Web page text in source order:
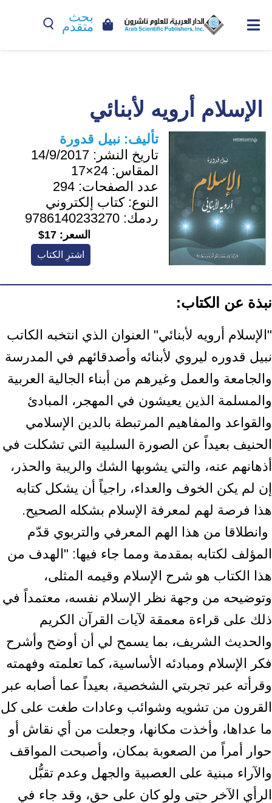
بحث
متقدم
الإسلام أرويه لأبنائي
تأليف: نبيل قدورة
تاريخ النشر: 14/9/2017
المقاس: 24×17
عدد الصفحات: 294
النوع:كتاب إلكتروني
ردمك: 9786140233270
السعر: 17$
اشترِ الكتاب
نبذة عن الكتاب:
‏"الإسلام أرويه لأبنائي" العنوان الذي انتخبه الكاتب
نبيل قدوره ليروي لأبنائه وأصدقائهم ‏في المدرسة
والجامعة والعمل وغيرهم من أبناء الجالية العربية
والمسلمة الذين يعيشون ‏في المهجر، المبادئ
والقواعد والمفاهيم المرتبطة بالدين الإسلامي
الحنيف بعيداً عن ‏الصورة السلبية التي تشكلت في
أذهانهم عنه، والتي يشوبها الشك والريبة والحذر،
إن لم ‏يكن الخوف والعداء، راجياً أن يشكل كتابه
هذا فرصة لهم لمعرفة الإسلام بشكله الصحيح.‏ ‎
‎ وانطلاقا من هذا الهم المعرفي والتربوي قدّم
المؤلف لكتابه بمقدمة ومما جاء فيها: "الهدف ‏من
هذا الكتاب هو شرح الإسلام وقيمه المثلى،
وتوضيحه من وجهة نظر الإسلام نفسه، ‏معتمداً في
ذلك على قراءة معمقة لآيات القرآن الكريم
والحديث الشريف، بما يسمح لي أن ‏أوضح وأشرح
فكر الإسلام ومبادئه الأساسية، كما تعلمته وفهمته
وقرأته عبر تجربتي ‏الشخصية، بعيداً عما أصابه عبر
القرون من تشويه وشوائب وعادات طغت على كل
ما ‏عداها، وأخذت مكانها، وجعلت من أي نقاش أو
حوار أمراً من الصعوبة بمكان، وأصبحت ‏المواقف
والآراء مبنية على العصبية والجهل وعدم تقبُّل
الرأي الآخر حتى ولو كان على ‏حق، وقد جاء في